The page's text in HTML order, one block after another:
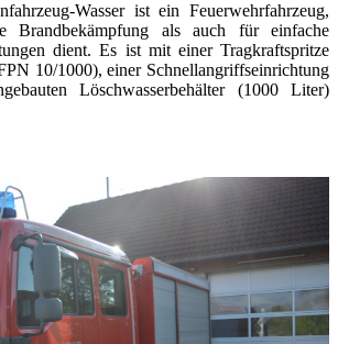
Wasser ist ein Feuerwehrfahrzeug,
als auch für einfache
dient. Es ist mit einer Tragkraftspritze
10/1000), einer Schnellangriffseinrichtung
Löschwasserbehälter (1000 Liter)